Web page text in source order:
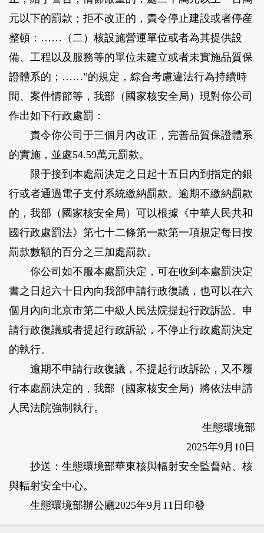
元以下的罰款；拒不改正的，責令停止建設或者停産
整頓：……（二）核設施營運單位或者為其提供設
備、工程以及服務等的單位未建立或者未實施品質保
證體系的；……”的規定，綜合考慮違法行為持續時
間、案件情節等，我部（國家核安全局）現對你公司
作出如下行政處罰：
責令你公司于三個月內改正，完善品質保證體系
的實施，並處54.59萬元罰款。
限于接到本處罰決定之日起十五日內到指定的銀
行或者通過電子支付系統繳納罰款。逾期不繳納罰款
的，我部（國家核安全局）可以根據《中華人民共和
國行政處罰法》第七十二條第一款第一項規定每日按
罰款數額的百分之三加處罰款。
你公司如不服本處罰決定，可在收到本處罰決定
書之日起六十日內向我部申請行政復議，也可以在六
個月內向北京市第二中級人民法院提起行政訴訟。申
請行政復議或者提起行政訴訟，不停止行政處罰決定
的執行。
逾期不申請行政復議，不提起行政訴訟，又不履
行本處罰決定的，我部（國家核安全局）將依法申請
人民法院強制執行。
生態環境部
2025年9月10日
抄送：生態環境部華東核與輻射安全監督站、核
與輻射安全中心。
生態環境部辦公廳2025年9月11日印發